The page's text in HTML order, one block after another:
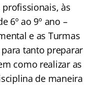
às
6º ao 9º ano –
e as Turmas
tanto preparar
como realizar as
de maneira